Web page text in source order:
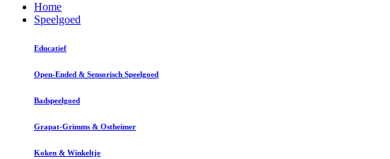
Home
Speelgoed
Educatief
Open-Ended & Sensorisch Speelgoed
Badspeelgoed
Grapat-Grimms & Ostheimer
Koken & Winkeltje